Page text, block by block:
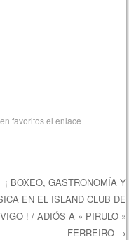
en favoritos elenlace
¡ BOXEO, GASTRONOMÍA Y
EN EL ISLAND CLUB DE
VIGO ! / ADIÓS A » PIRULO »
FERREIRO →